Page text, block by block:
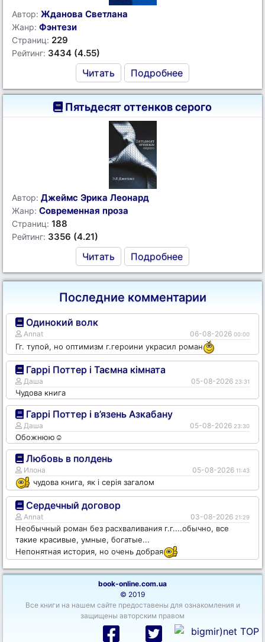
Автор: Жданова Светлана
Жанр: Фэнтези
Страниц: 229
Рейтинг: 3434 (4.55)
Читать Подробнее
Пятьдесят оттенков серого
Автор: Джеймс Эрика Леонард
Жанр: Современная проза
Страниц: 188
Рейтинг: 3356 (4.21)
Читать Подробнее
Последние комментарии
Одинокий волк
Annat 06-08-2026 00:00
Гг. тупой, но оптимизм г.героини украсил роман
Гаррі Поттер і Таємна кімната
Даша 05-08-2026 23:31
Чудова книга
Гаррі Поттер і в’язень Азкабану
Даша 05-08-2026 23:30
Обожнюю☺️
Любовь в полдень
Илона 05-08-2026 11:43
чудова книга, як і серія загалом
Сердечный договор
Annat 03-08-2026 21:29
Необычный роман без расхваливания г.г....обычно, все
такие красивые, умные, богатые...
Непонятная история, но очень добрая
book-online.com.ua
© 2019
Все книги на нашем сайте предоставены для ознакомления и
защищены авторским правом